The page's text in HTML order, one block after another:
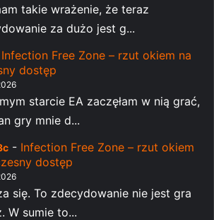
takie wrażenie, że teraz
za dużo jest g...
Infection Free Zone – rzut okiem na
dostęp
starcie EA zaczęłam w nią grać,
gry mnie d...
- Infection Free Zone – rzut okiem
dostęp
się. To zdecydowanie nie jest gra
W sumie to...